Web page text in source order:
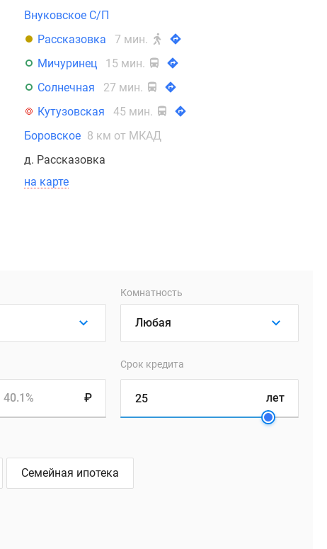
Внуковское С/П
Рассказовка
7 мин.
Мичуринец
15 мин.
Солнечная
27 мин.
Кутузовская
45 мин.
Боровское 8 км от МКАД
д. Рассказовка
на карте
Комнатность
₽
40.1%
Срок кредита
лет
Семейная ипотека